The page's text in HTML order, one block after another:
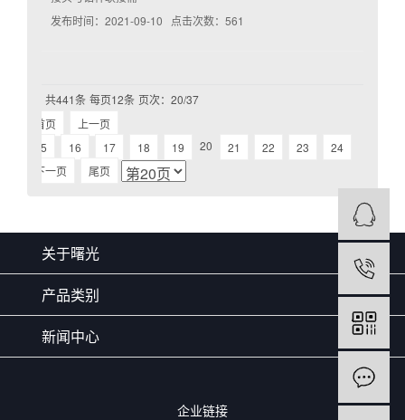
发布时间：2021-09-10 点击次数：561
共441条 每页12条 页次：20/37
首页
上一页
15
16 17 18 19 20 21 22 23
24
下一页
尾页
关于曙光
产品类别
新闻中心
企业链接